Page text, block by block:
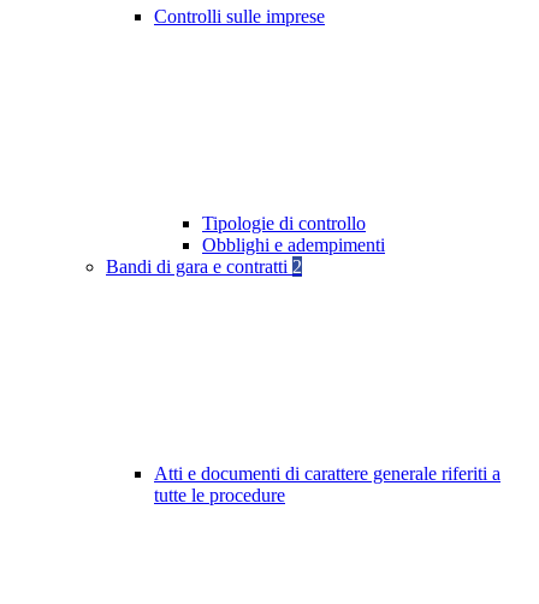
Controlli sulle imprese
Tipologie di controllo
Obblighi e adempimenti
Bandi di gara e contratti 2
Atti e documenti di carattere generale riferiti a
tutte le procedure